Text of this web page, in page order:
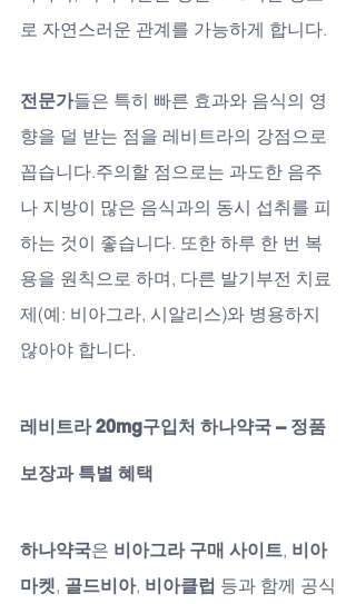
로 자연스러운 관계를 가능하게 합니다.
전문가들은 특히 빠른 효과와 음식의 영
향을 덜 받는 점을 레비트라의 강점으로
꼽습니다.주의할 점으로는 과도한 음주
나 지방이 많은 음식과의 동시 섭취를 피
하는 것이 좋습니다. 또한 하루 한 번 복
용을 원칙으로 하며, 다른 발기부전 치료
제(예: 비아그라, 시알리스)와 병용하지
않아야 합니다.
레비트라 20mg구입처 하나약국 – 정품
보장과 특별 혜택
하나약국은 비아그라 구매 사이트, 비아
마켓, 골드비아, 비아클럽 등과 함께 공식